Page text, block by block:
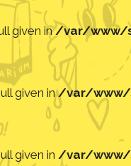
given in/var/www/
given in/var/www/
given in /var/www/